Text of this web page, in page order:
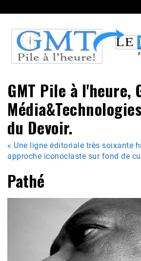
to
content
GMT Pile à l'heure,
du Devoir.
« Une ligne éditoriale très soixante
approche iconoclaste sur fond de
Pathé